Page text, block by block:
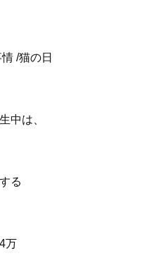
/猫の日
中は、
る
万